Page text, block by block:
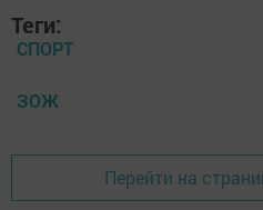
Теги:
СПОРТ
ЗОЖ
Перейти на